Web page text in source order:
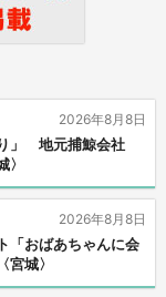
」 地元捕鯨会社
〉
2026年8月8日
「おばあちゃんに会
宮城〉
2026年8月8日